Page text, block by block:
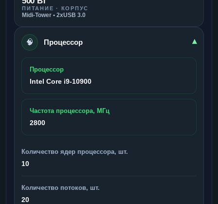
ПИТАНИЕ · КОРПУС
Midi-Tower • 2xUSB 3.0
🧠 Процессор ▾
Процессор
Intel Core i9-10900
Частота процессора, МГц
2800
Количество ядер процессора, шт.
10
Количество потоков, шт.
20